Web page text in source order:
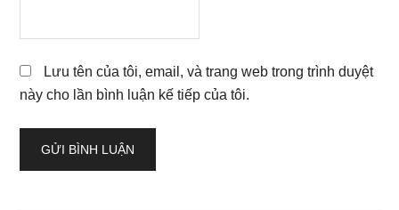
Lưu tên của tôi, email, và trang web trong trình duyệt
này cho lần bình luận kế tiếp của tôi.